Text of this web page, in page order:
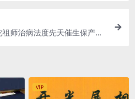
师治病法度先天催生保产驱
VIP